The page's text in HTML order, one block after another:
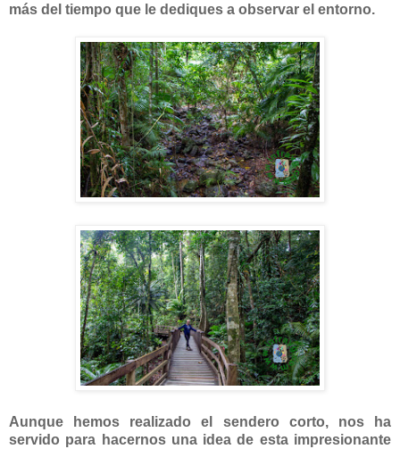
más del tiempo que le dediques a observar el entorno.
Aunque hemos realizado el sendero corto, nos ha
servido para hacernos una idea de esta impresionante